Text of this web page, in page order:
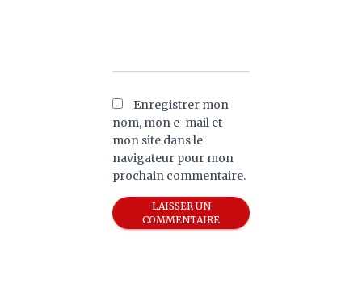
Enregistrer mon
nom, mon e-mail et
mon site dans le
navigateur pour mon
prochain commentaire.